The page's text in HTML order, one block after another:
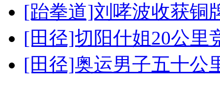
[跆拳道]刘哮波收获铜
[田径]切阳什姐20公里
[田径]奥运男子五十公